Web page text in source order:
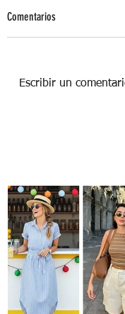
Comentarios
Escribir un